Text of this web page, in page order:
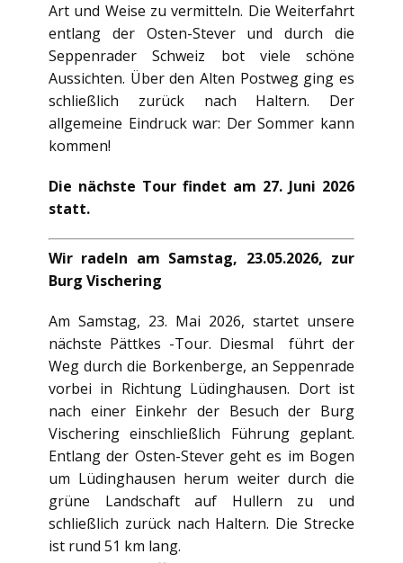
Art und Weise zu vermitteln. Die Weiterfahrt
entlang der Osten-Stever und durch die
Seppenrader Schweiz bot viele schöne
Aussichten. Über den Alten Postweg ging es
schließlich zurück nach Haltern. Der
allgemeine Eindruck war: Der Sommer kann
kommen!
Die nächste Tour findet am 27. Juni 2026
statt.
Wir radeln am Samstag, 23.05.2026, zur
Burg Vischering
Am Samstag, 23. Mai 2026, startet unsere
nächste Pättkes -Tour. Diesmal führt der
Weg durch die Borkenberge, an Seppenrade
vorbei in Richtung Lüdinghausen. Dort ist
nach einer Einkehr der Besuch der Burg
Vischering einschließlich Führung geplant.
Entlang der Osten-Stever geht es im Bogen
um Lüdinghausen herum weiter durch die
grüne Landschaft auf Hullern zu und
schließlich zurück nach Haltern. Die Strecke
ist rund 51 km lang.